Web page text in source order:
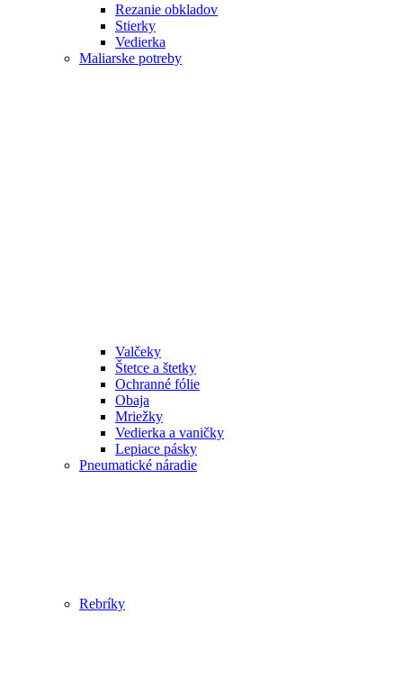
Rezanie obkladov
Stierky
Vedierka
Maliarske potreby
Valčeky
Štetce a štetky
Ochranné fólie
Obaja
Mriežky
Vedierka a vaničky
Lepiace pásky
Pneumatické náradie
Rebríky